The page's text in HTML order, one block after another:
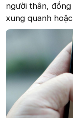
người thân,
xung quanh